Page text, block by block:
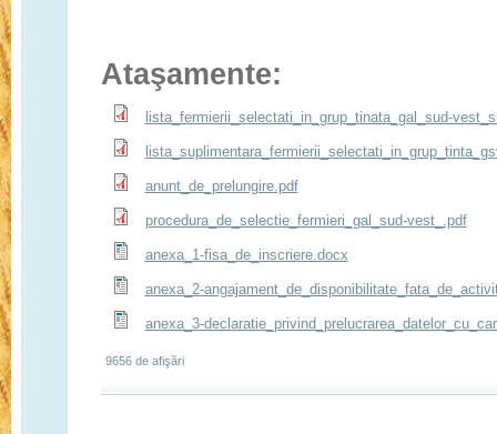
Ataşamente:
lista_fermierii_selectati_in_grup_tinata_gal_sud-
anunt_de_prelungire.pdf
procedura_de_selectie_fermieri_gal_sud-vest_.pdf
anexa_1-fisa_de_inscriere.docx
anexa_2-
anexa_3-
9656 de afişări